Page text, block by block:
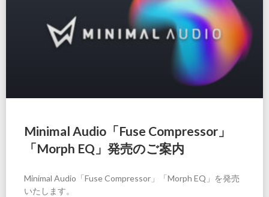
Minimal Audio「Fuse Compressor」
「Morph EQ」発売のご案内
Minimal Audio「Fuse Compressor」「Morph EQ」を発売
いたします。